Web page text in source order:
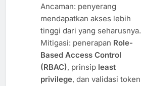
Ancaman: penyerang
mendapatkan akses lebih
tinggi dari yang seharusnya.
Mitigasi: penerapan Role-
Based Access Control
(RBAC), prinsip least
privilege, dan validasi token